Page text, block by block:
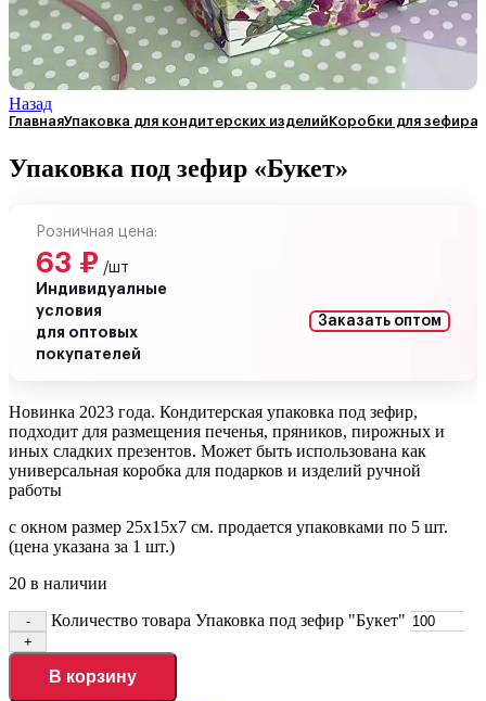
Назад
ГлавнаяУпаковка для кондитерских изделийКоробки для зефира
Упаковка под зефир «Букет»
Розничная цена:
63 ₽ /шт
Индивидуалные
условия
для оптовых
покупателей
Заказать оптом
Новинка 2023 года. Кондитерская упаковка под зефир,
подходит для размещения печенья, пряников, пирожных и
иных сладких презентов. Может быть использована как
универсальная коробка для подарков и изделий ручной
работы
с окном размер 25х15х7 см. продается упаковками по 5 шт.
(цена указана за 1 шт.)
20 в наличии
Количество товара Упаковка под зефир "Букет"
В корзину